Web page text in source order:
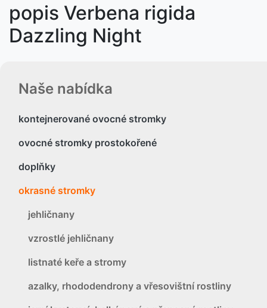
Naše nabídka
kontejnerované ovocné stromky
ovocné stromky prostokořené
doplňky
okrasné stromky
jehličnany
vzrostlé jehličnany
listnaté keře a stromy
azalky, rhododendrony a vřesovištní rostliny
popis Verbena rigida
Dazzling Night